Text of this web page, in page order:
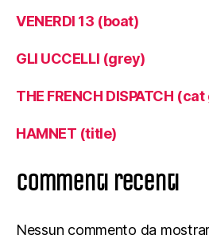
VENERDI 13 (boat)
GLI UCCELLI (grey)
THE FRENCH DISPATCH
HAMNET (title)
Commenti recenti
Nessun commento da